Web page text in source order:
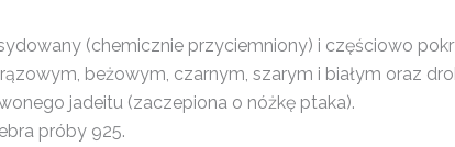
(chemicznie przyciemniony) i częściowo
beżowym, czarnym, szarym i białym oraz
jadeitu (zaczepiona o nóżkę ptaka).
próby 925.